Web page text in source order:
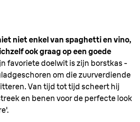
niet enkel van spaghetti en vino,
ook graag op een goede
favoriete doelwit is zijn borstkas -
om die zuurverdiende
Van tijd tot tijd scheert hij
en benen voor de perfecte look